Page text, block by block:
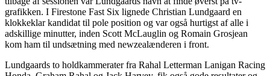
grafikken. I Firestone Fast Six lignede Christian Lundgaard en
klokkeklar kandidat til pole position og var også hurtigst af alle i
adskillige minutter, inden Scott McLauglin og Romain Grosjean
kom ham til undsætning med newzealænderen i front.
Lundgaards to holdkammerater fra Rahal Letterman Lanigan Racing